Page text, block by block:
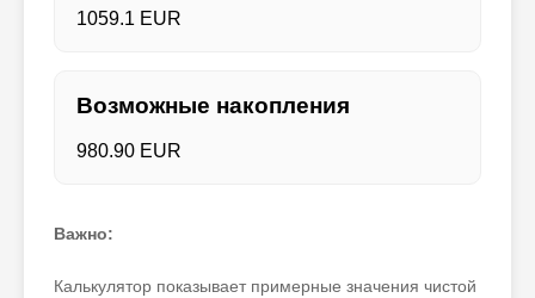
1059.1 EUR
Возможные накопления
980.90 EUR
Важно:
Калькулятор показывает примерные значения чистой